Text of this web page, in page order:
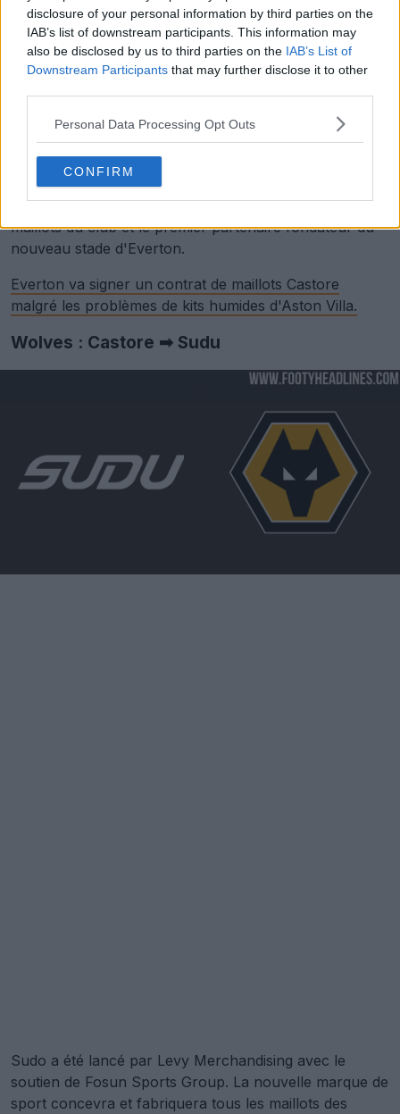
disclosure of your personal information by third parties on the
IAB’s list of downstream participants. This information may
also be disclosed by us to third parties on the IAB’s List of
Downstream Participants that may further disclose it to other
Personal Data Processing Opt Outs
CONFIRM
EvertonFC a annoncé aujourd'hui un accord record
pour le club avec la marque britannique de vêtements
de sport Castore. Castore deviendra le fournisseur de
maillots du club et le premier partenaire fondateur du
nouveau stade d'Everton.
Everton va signer un contrat de maillots Castore
malgré les problèmes de kits humides d'Aston Villa.
Wolves : Castore ➡ Sudu
Sudo a été lancé par Levy Merchandising avec le
soutien de Fosun Sports Group. La nouvelle marque de
sport concevra et fabriquera tous les maillots des